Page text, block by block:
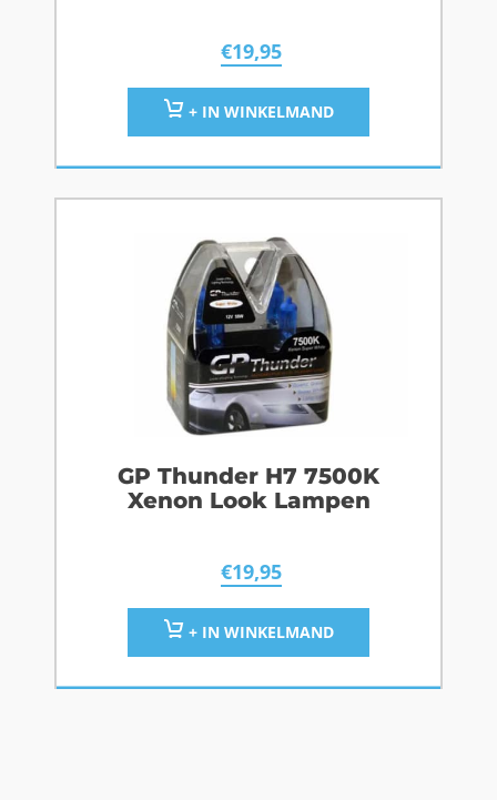
€19,95
+ IN WINKELMAND
GP Thunder H7 7500K
Xenon Look Lampen
€19,95
+ IN WINKELMAND